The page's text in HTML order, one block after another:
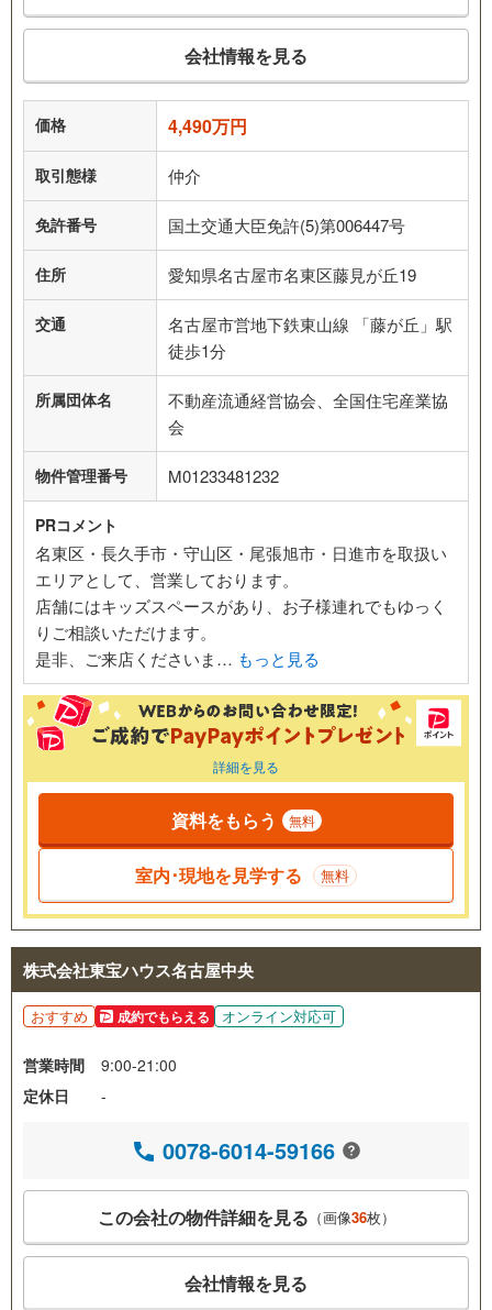
会社情報を見る
価格 4,490万円
取引態様 仲介
免許番号 国土交通大臣免許(5)第006447号
住所 愛知県名古屋市名東区藤見が丘19
交通
名古屋市営地下鉄東山線 「藤が丘」駅
徒歩1分
所属団体名
不動産流通経営協会、全国住宅産業協
会
物件管理番号 M01233481232
PRコメント
名東区・長久手市・守山区・尾張旭市・日進市を取扱い
エリアとして、営業しております。
店舗にはキッズスペースがあり、お子様連れでもゆっく
りご相談いただけます。
是非、ご来店くださいま… もっと見る
詳細を見る
資料をもらう 無料
室内･現地を見学する 無料
株式会社東宝ハウス名古屋中央
おすすめ 成約でもらえる オンライン対応可
営業時間
9:00-21:00
定休日
-
0078-6014-59166
この会社の物件詳細を見る （画像36枚）
会社情報を見る